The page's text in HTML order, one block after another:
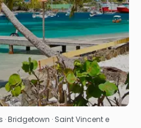
Bridgetown · Saint Vincent e